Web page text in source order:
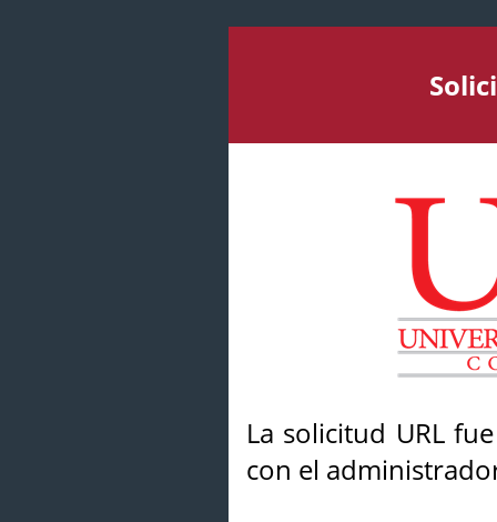
La solicitud URL
con el